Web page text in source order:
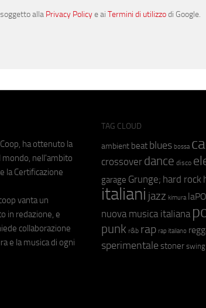
alla Privacy Policye ai Termini di utilizzodi Google.
ha ottenuto la
mondo, nell'ambito
la Certificazione
vanta un
in redazione, e
collaborazione
e la musica di ogni
TAG CLOUD
ambient beat blues bossa
crossover dance disco
garage Grunge; hard rock
italiani jazz kimura
nuova musica italiana
punk r&b rap rap italiano
sperimentale stoner swing